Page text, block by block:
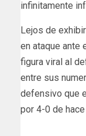
infinitamente
Lejos de
en ataque ante
figura viral al
entre sus
defensivo que
por 4-0 de